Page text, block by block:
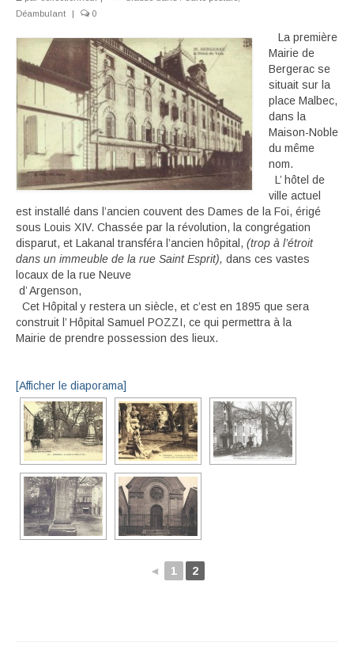
Activité
En suivant
Carte souvenir
Déambulant
| 0
La première
Mairie de
Bergerac se
situait sur la
place Malbec,
dans la
Maison-Noble
du même
nom.
L’ hôtel de
ville actuel
est installé dans l’ancien couvent des Dames de la Foi, érigé
sous Louis XIV. Chassée par la révolution, la congrégation
disparut, et Lakanal transféra l’ancien hôpital, (trop à l’étroit
dans un immeuble de la rue Saint Esprit), dans ces vastes
locaux de la rue Neuve
d’ Argenson,
Cet Hôpital y restera un siècle, et c’est en 1895 que sera
construit l’ Hôpital Samuel POZZI, ce qui permettra à la
Mairie de prendre possession des lieux.
[Afficher le diaporama]
◄ 1 2